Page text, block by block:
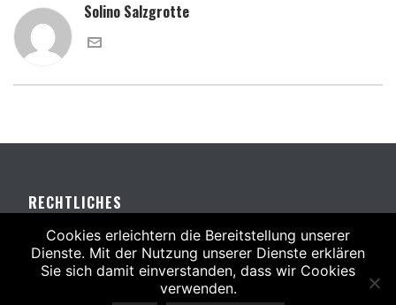
Solino Salzgrotte
RECHTLICHES
Cookies erleichtern die Bereitstellung unserer
Dienste. Mit der Nutzung unserer Dienste erklären
Sie sich damit einverstanden, dass wir Cookies
verwenden.